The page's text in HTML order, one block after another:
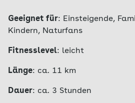
Geeignet für: Einsteigende,
Kindern, Naturfans
Fitnesslevel: leicht
Länge: ca. 11 km
Dauer: ca. 3 Stunden